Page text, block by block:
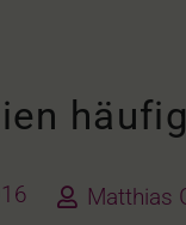
Matthias